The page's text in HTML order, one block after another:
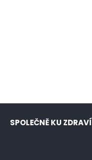
SPOLEČNĚ KU ZDRAVÍ